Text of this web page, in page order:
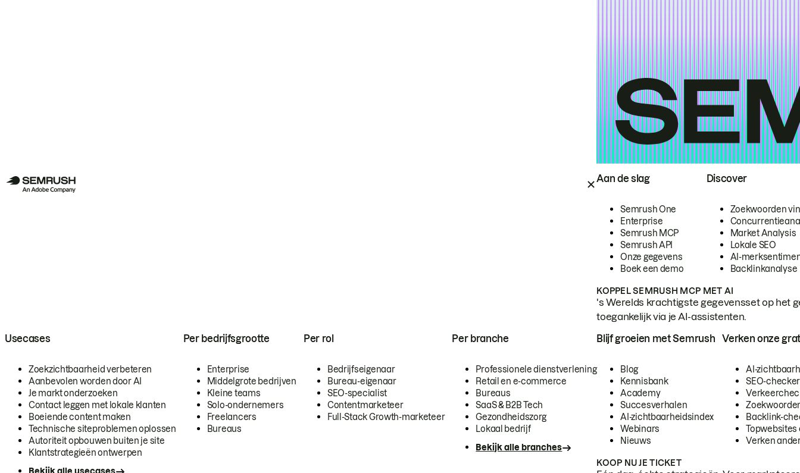
Aan de slag
Semrush One
Enterprise
Semrush MCP
Semrush API
Onze gegevens
Boek een demo
Discover
Zoekwoorden
Market Analysis
Lokale SEO
AI-
Backlinkanalyse
KOPPEL SEMRUSH MCP MET AI
's Werelds krachtigste gegevensset op het
toegankelijk via je AI-assistenten.
Usecases
Zoekzichtbaarheid verbeteren
Aanbevolen worden door AI
Je markt onderzoeken
Contact leggen met lokale klanten
Boeiende content maken
Technische siteproblemen oplossen
Autoriteit opbouwen buiten je site
Klantstrategieën ontwerpen
Per bedrijfsgrootte
Enterprise
Middelgrote bedrijven
Kleine teams
Solo-ondernemers
Freelancers
Bureaus
Per rol
Bedrijfseigenaar
Bureau-eigenaar
SEO-specialist
Contentmarketeer
Full-Stack Growth-marketeer
Per branche
Professionele dienstverlening
Retail en e-commerce
Bureaus
SaaS & B2B Tech
Gezondheidszorg
Lokaal bedrijf
Bekijk alle branches
Blijf groeien met Semrush
Blog
Kennisbank
Academy
Succesverhalen
AI-zichtbaarheidsindex
Webinars
Nieuws
Verken onze
AI-
SEO-checker
Backlink-
Topwebsites
Verken
KOOP NU JE TICKET